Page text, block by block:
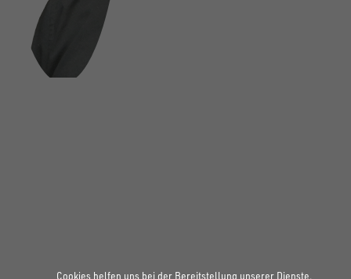
Cookies helfen uns bei der Bereitstellung unserer Dienste.